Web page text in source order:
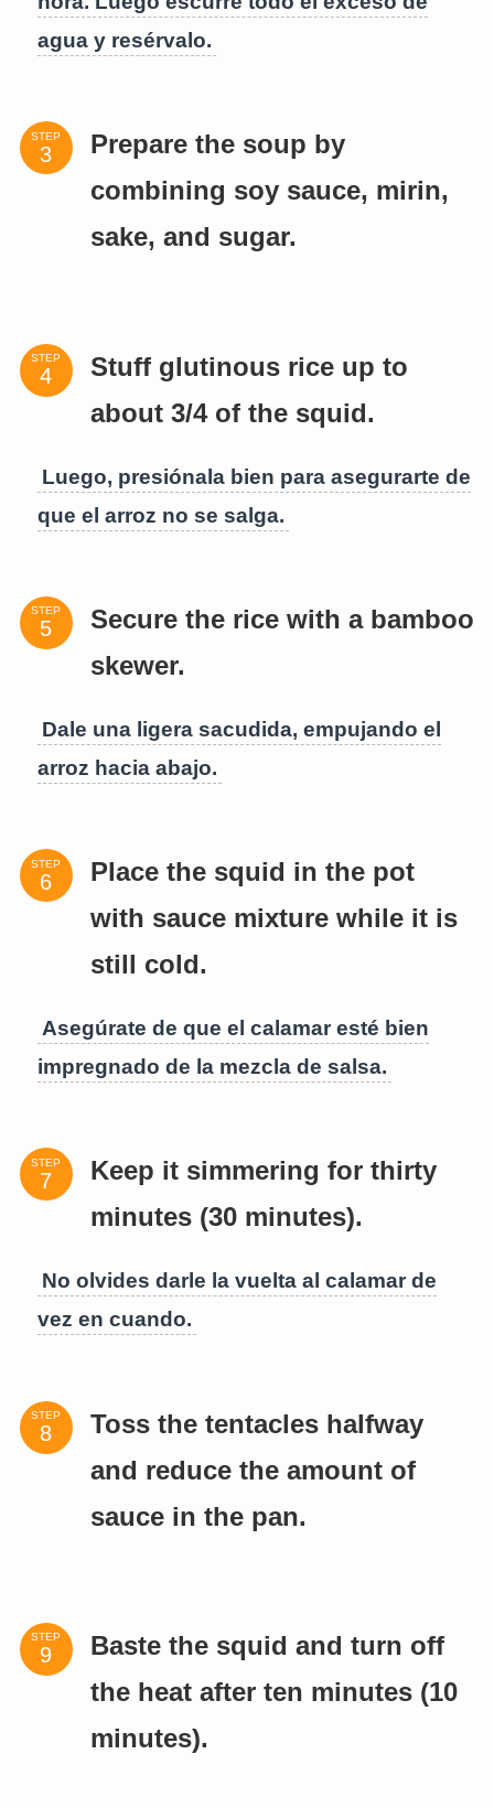
agua y resérvalo.
STEP
Prepare the soup by
combining soy sauce, mirin,
sake, and sugar.
STEP
Stuff glutinous rice up to
about 3/4 of the squid.
Luego, presiónala bien para asegurarte de
que el arroz no se salga.
STEP
Secure the rice with a bamboo
skewer.
Dale una ligera sacudida, empujando el
arroz hacia abajo.
STEP
Place the squid in the pot
with sauce mixture while it is
still cold.
Asegúrate de que el calamar esté bien
impregnado de la mezcla de salsa.
STEP
Keep it simmering for thirty
minutes (30 minutes).
No olvides darle la vuelta al calamar de
vez en cuando.
STEP
Toss the tentacles halfway
and reduce the amount of
sauce in the pan.
STEP
Baste the squid and turn off
the heat after ten minutes (10
minutes).